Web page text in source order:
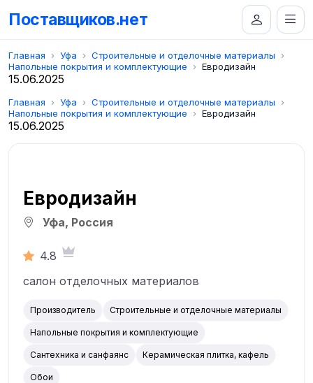
Поставщиков.нет
Главная Уфа
Строительные и отделочные материалы
Напольные покрытия и комплектующие
Евродизайн
15.06.2025
Главная Уфа
Строительные и отделочные материалы
Напольные покрытия и комплектующие
Евродизайн
15.06.2025
Евродизайн
Уфа, Россия
4.8
салон отделочных материалов
Производитель Строительные и отделочные материалы
Напольные покрытия и комплектующие
Сантехника и санфаянс Керамическая плитка, кафель
Обои